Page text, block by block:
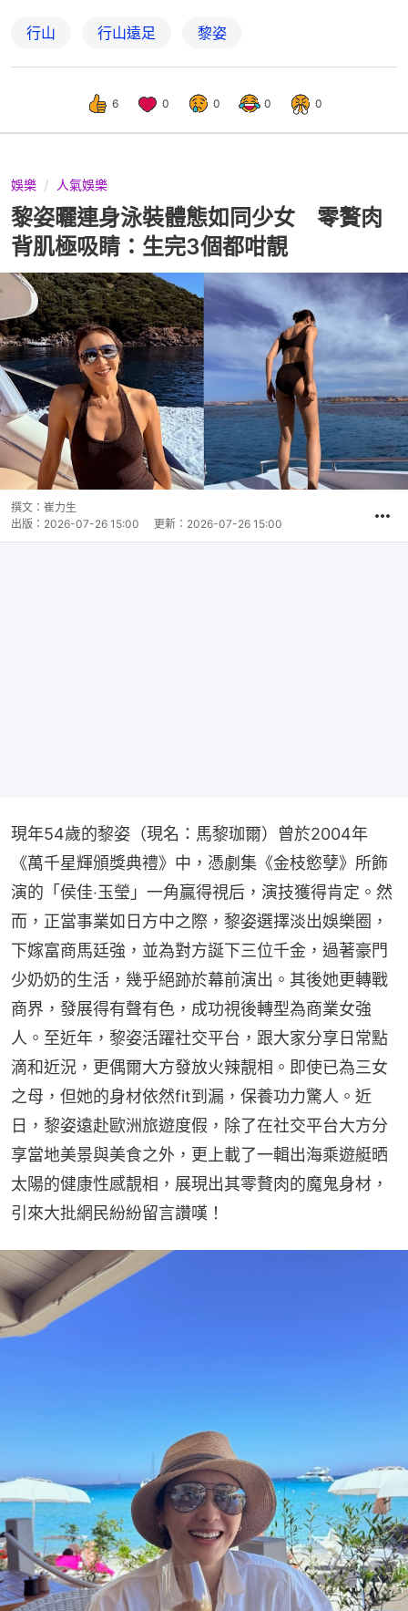
行山 行山遠足 黎姿
6 0 0 0 0
娛樂 人氣娛樂
黎姿曬連身泳裝體態如同少女 零贅肉
背肌極吸睛：生完3個都咁靚
撰文： 崔力生
出版： 2026-07-26 15:00 更新： 2026-07-26 15:00
現年54歲的黎姿（現名：馬黎珈爾）曾於2004年
《萬千星輝頒獎典禮》中，憑劇集《金枝慾孽》所飾
演的「侯佳‧玉瑩」一角贏得視后，演技獲得肯定。然
而，正當事業如日方中之際，黎姿選擇淡出娛樂圈，
下嫁富商馬廷強，並為對方誕下三位千金，過著豪門
少奶奶的生活，幾乎絕跡於幕前演出。其後她更轉戰
商界，發展得有聲有色，成功視後轉型為商業女強
人。至近年，黎姿活躍社交平台，跟大家分享日常點
滴和近況，更偶爾大方發放火辣靚相。即使已為三女
之母，但她的身材依然fit到漏，保養功力驚人。近
日，黎姿遠赴歐洲旅遊度假，除了在社交平台大方分
享當地美景與美食之外，更上載了一輯出海乘遊艇晒
太陽的健康性感靚相，展現出其零贅肉的魔鬼身材，
引來大批網民紛紛留言讚嘆！